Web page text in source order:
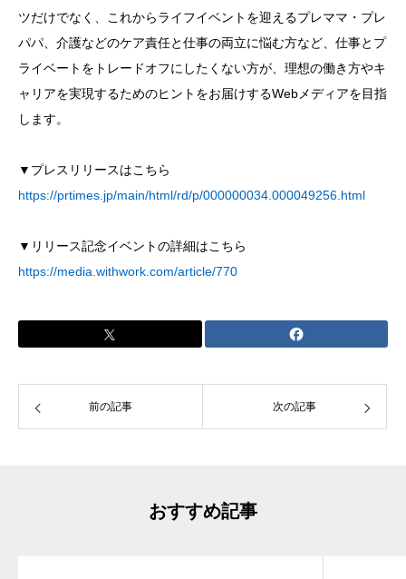
ツだけでなく、これからライフイベントを迎えるプレママ・プレ
パパ、介護などのケア責任と仕事の両立に悩む方など、仕事とプ
ライベートをトレードオフにしたくない方が、理想の働き方やキ
ャリアを実現するためのヒントをお届けするWebメディアを目指
します。
▼プレスリリースはこちら
https://prtimes.jp/main/html/rd/p/000000034.000049256.html
▼リリース記念イベントの詳細はこちら
https://media.withwork.com/article/770
前の記事 次の記事
おすすめ記事